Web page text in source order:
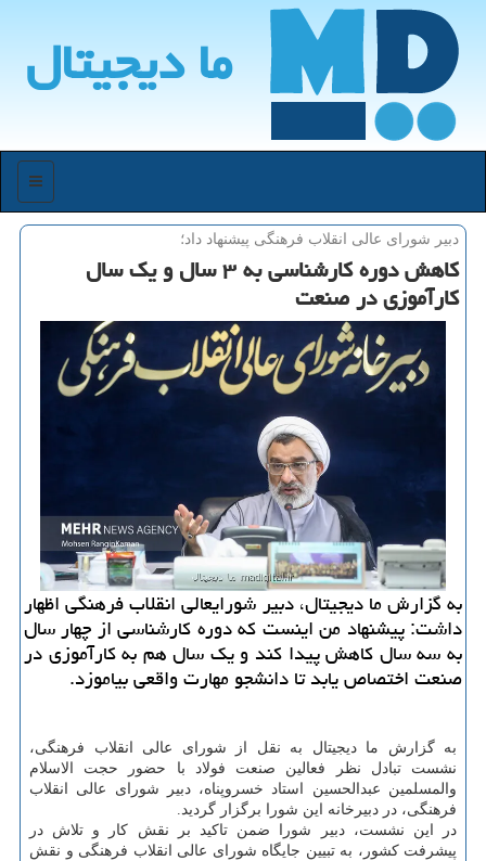
ما دیجیتال
منو
دبیر شورای عالی انقلاب فرهنگی پیشنهاد داد؛
کاهش دوره کارشناسی به ۳ سال و یک سال
کارآموزی در صنعت
به گزارش ما دیجیتال، دبیر شورایعالی انقلاب فرهنگی اظهار
داشت: پیشنهاد من اینست که دوره کارشناسی از چهار سال
به سه سال کاهش پیدا کند و یک سال هم به کارآموزی در
صنعت اختصاص یابد تا دانشجو مهارت واقعی بیاموزد.
به گزارش ما دیجیتال به نقل از شورای عالی انقلاب فرهنگی،
نشست تبادل نظر فعالین صنعت فولاد با حضور حجت الاسلام
والمسلمین عبدالحسین استاد خسروپناه، دبیر شورای عالی انقلاب
فرهنگی، در دبیرخانه این شورا برگزار گردید.
در این نشست، دبیر شورا ضمن تاکید بر نقش کار و تلاش در
پیشرفت کشور، به تبیین جایگاه شورای عالی انقلاب فرهنگی و نقش